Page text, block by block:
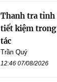
Thanh tra tỉnh
tiết kiệm
tác
Trần Quý
12:46 07/08/2026